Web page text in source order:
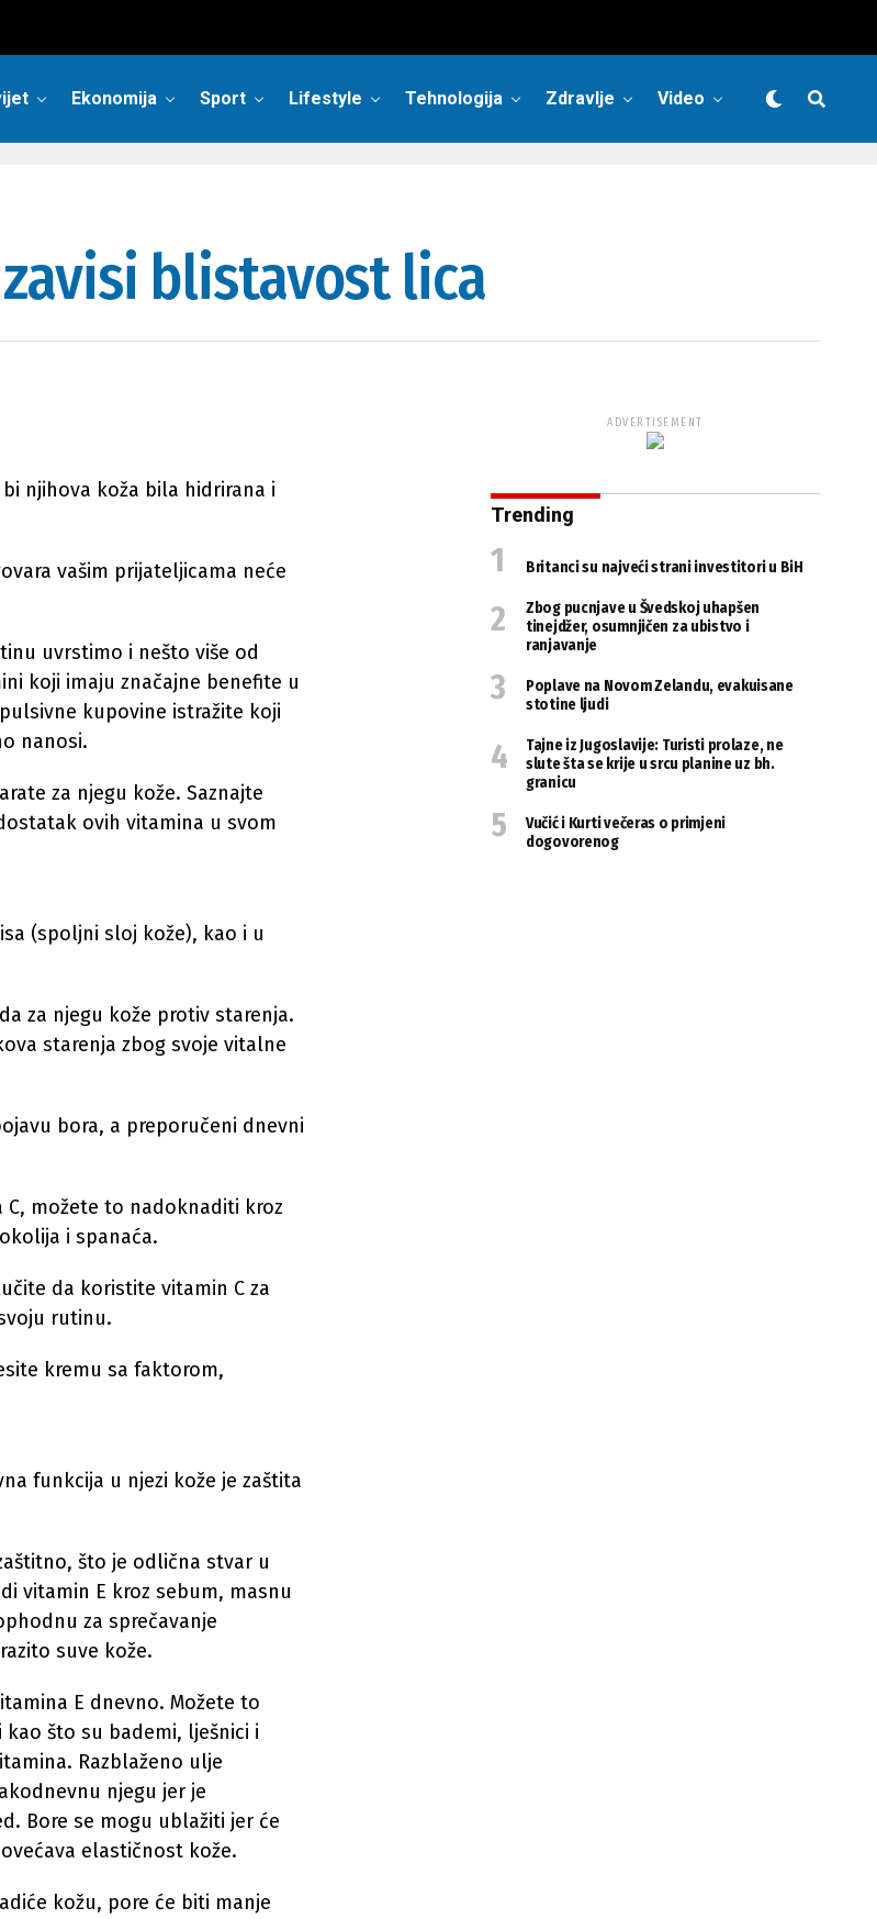
Ekonomija Sport Lifestyle Tehnologija Zdravlje Video
blistavost lica
njihova koža bila hidrirana i
vašim prijateljicama neće
uvrstimo i nešto više od
koji imaju značajne benefite u
kupovine istražite koji
nanosi.
za njegu kože. Saznajte
ovih vitamina u svom
(spoljni sloj kože), kao i u
za njegu kože protiv starenja.
starenja zbog svoje vitalne
bora, a preporučeni dnevni
možete to nadoknaditi kroz
i spanaća.
da koristite vitamin C za
rutinu.
kremu sa faktorom,
funkcija u njezi kože je zaštita
što je odlična stvar u
vitamin E kroz sebum, masnu
za sprečavanje
suve kože.
E dnevno. Možete to
što su bademi, lješnici i
Razblaženo ulje
njegu jer je
Bore se mogu ublažiti jer će
elastičnost kože.
kožu, pore će biti manje
ADVERTISEMENT
Trending
Britanci su najveći strani investitori u BiH
Zbog pucnjave u Švedskoj uhapšen
tinejdžer, osumnjičen za ubistvo i
ranjavanje
Poplave na Novom Zelandu, evakuisane
stotine ljudi
Tajne iz Jugoslavije: Turisti prolaze, ne
slute šta se krije u srcu planine uz bh.
granicu
Vučić i Kurti večeras o primjeni
dogovorenog